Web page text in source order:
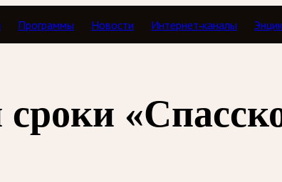
Программы Новости Интернет-каналы